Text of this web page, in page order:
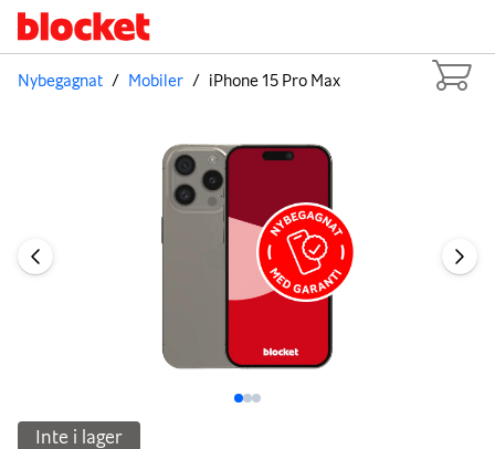
Nybegagnat / Mobiler / iPhone 15 Pro Max
Inte i lager